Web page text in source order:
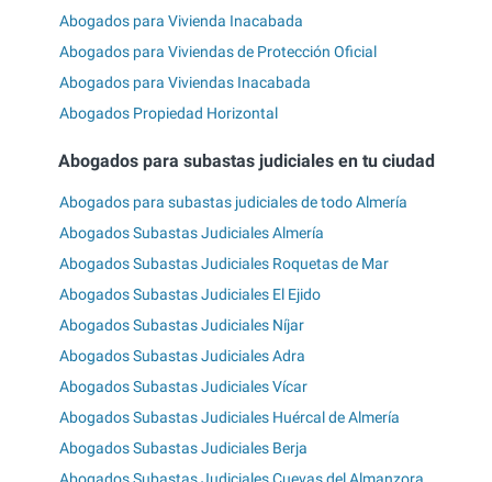
Abogados para Vivienda Inacabada
Abogados para Viviendas de Protección Oficial
Abogados para Viviendas Inacabada
Abogados Propiedad Horizontal
Abogados para subastas judiciales en tu ciudad
Abogados para subastas judiciales de todo Almería
Abogados Subastas Judiciales Almería
Abogados Subastas Judiciales Roquetas de Mar
Abogados Subastas Judiciales El Ejido
Abogados Subastas Judiciales Níjar
Abogados Subastas Judiciales Adra
Abogados Subastas Judiciales Vícar
Abogados Subastas Judiciales Huércal de Almería
Abogados Subastas Judiciales Berja
Abogados Subastas Judiciales Cuevas del Almanzora